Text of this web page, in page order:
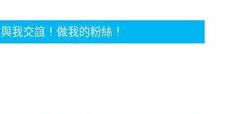
與我交誼！做我的粉絲！